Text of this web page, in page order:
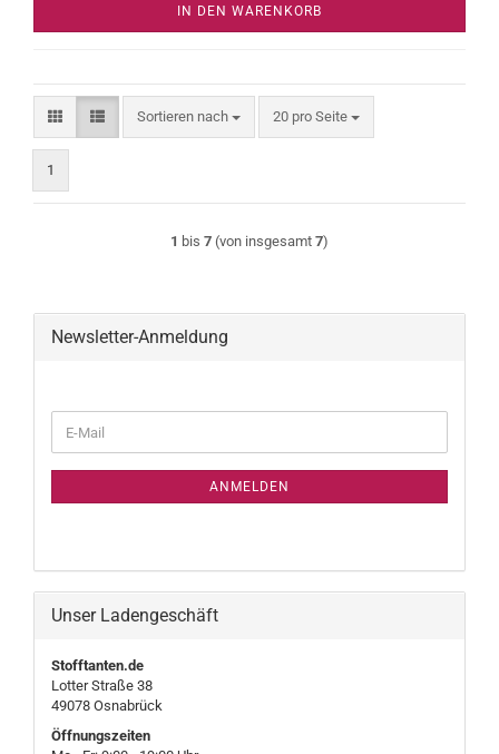
IN DEN WARENKORB
Sortieren nach
Sortieren nach 20 pro Seite
pro Seite
1
1 bis 7 (von insgesamt 7)
Newsletter-Anmeldung
ZUR
E-
Mail
ANMELDEN
Unser Ladengeschäft
Stofftanten.de
Lotter Straße 38
49078 Osnabrück
Öffnungszeiten